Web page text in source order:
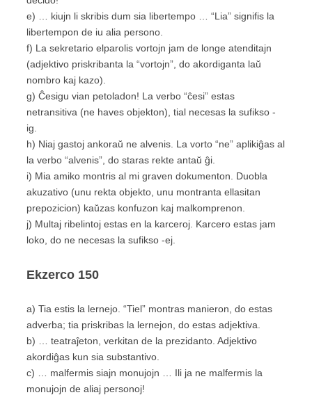
e) … kiujn li skribis dum sia libertempo … “Lia” signifis la
libertempon de iu alia persono.
f) La sekretario elparolis vortojn jam de longe atenditajn
(adjektivo priskribanta la “vortojn”, do akordiganta laŭ
nombro kaj kazo)
g) Ĉesigu vian petoladon! La verbo “ĉesi” estas
netransitiva (ne haves objekton) , tial necesas la sufikso -
ig.
h) Niaj gastoj ankoraŭ ne alvenis. La vorto “ne” aplikiĝas al
la verbo “alvenis”, do staras rekte antaŭ ĝi.
i) Mia amiko montris al mi graven dokumenton. Duobla
akuzativo (unu rekta objekto, unu montranta ellasitan
prepozicion) kaŭzas konfuzon kaj malkomprenon.
j) Multaj ribelintoj estas en la karceroj. Karcero estas jam
loko, do ne necesas la sufikso -ej.
Ekzerco 150
a) Tia estis la lernejo. “Tiel” montras manieron, do estas
adverba; tia priskribas la lernejon, do estas adjektiva.
b) … teatraĵeton, verkitan de la prezidanto. Adjektivo
akordiĝas kun sia substantivo.
c) … malfermis siajn monujojn … Ili ja ne malfermis la
monujojn de aliaj personoj!